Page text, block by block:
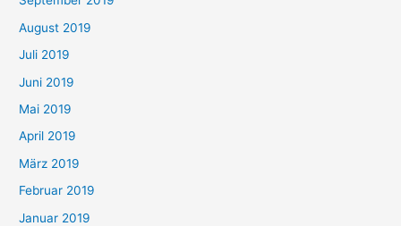
August 2019
Juli 2019
Juni 2019
Mai 2019
April 2019
März 2019
Februar 2019
Januar 2019